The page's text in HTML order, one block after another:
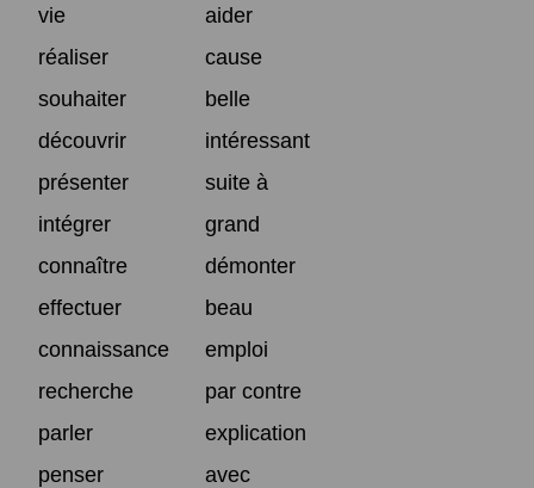
vie
aider
réaliser
cause
souhaiter
belle
découvrir
intéressant
présenter
suite à
intégrer
grand
connaître
démonter
effectuer
beau
connaissance
emploi
recherche
par contre
parler
explication
penser
avec